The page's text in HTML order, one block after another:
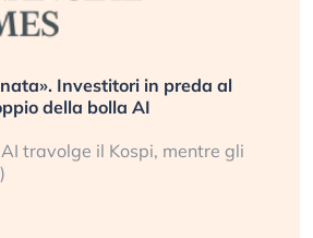
Investitori in preda al
della bolla AI
travolge il Kospi, mentre gli